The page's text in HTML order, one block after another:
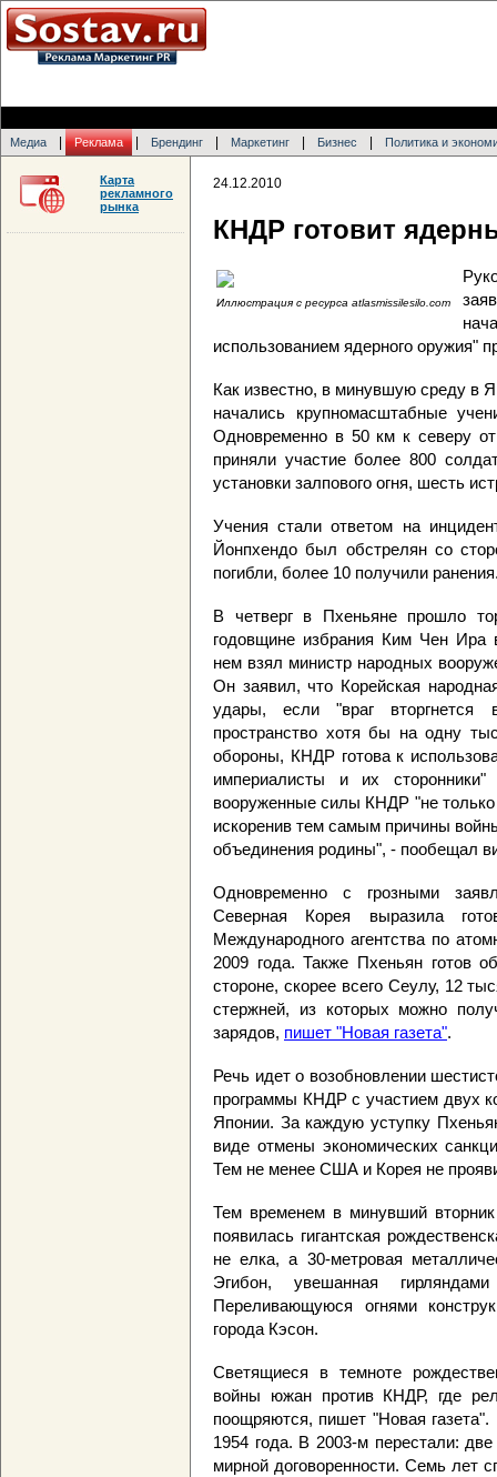
Медиа Реклама Брендинг Маркетинг Бизнес Политика и
24.12.2010
КНДР готовит
Иллюстрация с ресурса atlasmissilesilo.com
использованием ядерного оружия"
Как известно, в минувшую среду в
начались крупномасштабные
Одновременно в 50 км к северу
приняли участие более 800
установки залпового огня, шесть
Учения стали ответом на
Йонпхендо был обстрелян со
погибли, более 10 получили
В четверг в Пхеньяне прошло
годовщине избрания Ким Чен
нем взял министр народных
Он заявил, что Корейская
удары, если "враг вторгнется
пространство хотя бы на одну
обороны, КНДР готова к
империалисты и их
вооруженные силы КНДР "не только
искоренив тем самым причины
объединения родины", - пообещал
Одновременно с грозными
Северная Корея выразила
Международного агентства по
2009 года. Также Пхеньян готов
стороне, скорее всего Сеулу, 12
стержней, из которых можно
зарядов, пишет "Новая газета".
Речь идет о возобновлении
программы КНДР с участием двух
Японии. За каждую уступку
виде отмены экономических
Тем не менее США и Корея не
Тем временем в минувший
появилась гигантская
не елка, а 30-метровая
Эгибон, увешанная
Переливающуюся огнями
города Кэсон.
Светящиеся в темноте
войны южан против КНДР, где
поощряются, пишет "Новая
1954 года. В 2003-м перестали:
мирной договоренности. Семь лет
Карта
рекламного
рынка